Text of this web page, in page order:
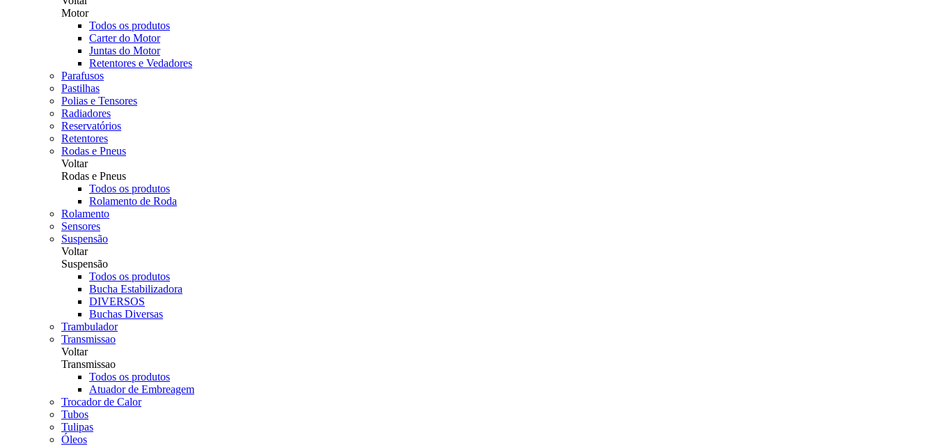
Motor
Todos os produtos
Carter do Motor
Juntas do Motor
Retentores e Vedadores
Parafusos
Pastilhas
Polias e Tensores
Radiadores
Reservatórios
Retentores
Rodas e Pneus
Voltar
Rodas e Pneus
Todos os produtos
Rolamento de Roda
Rolamento
Sensores
Suspensão
Voltar
Suspensão
Todos os produtos
Bucha Estabilizadora
DIVERSOS
Buchas Diversas
Trambulador
Transmissao
Voltar
Transmissao
Todos os produtos
Atuador de Embreagem
Trocador de Calor
Tubos
Tulipas
Óleos